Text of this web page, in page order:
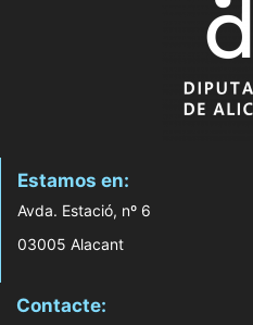
Estamos en:
Avda. Estació, nº 6
03005 Alacant
Contacte: